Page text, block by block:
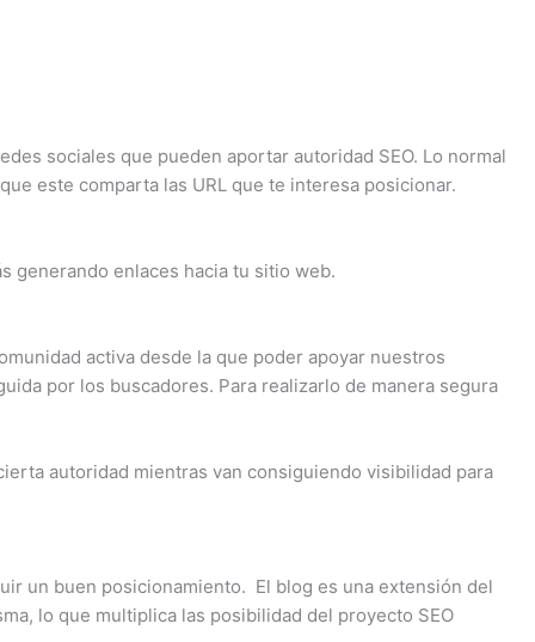
sociales que pueden aportar autoridad SEO. Lo normal
este comparta las URL que te interesa posicionar.
generando enlaces hacia tu sitio web.
activa desde la que poder apoyar nuestros
por los buscadores. Para realizarlo de manera segura
autoridad mientras van consiguiendo visibilidad para
un buen posicionamiento. El blog es una extensión del
lo que multiplica las posibilidad del proyecto SEO